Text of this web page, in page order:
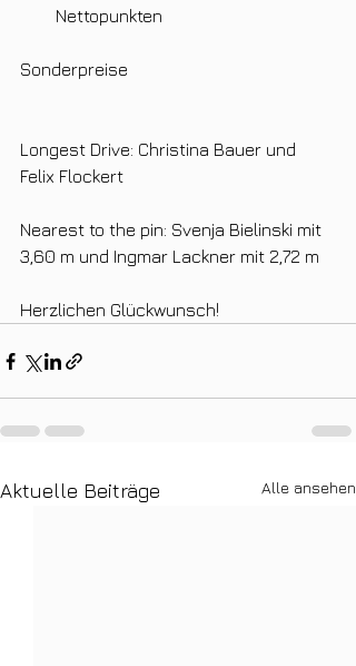
Nettopunkten
Sonderpreise
Longest Drive: Christina Bauer und
Felix Flockert
Nearest to the pin: Svenja Bielinski mit
3,60 m und Ingmar Lackner mit 2,72 m
Herzlichen Glückwunsch!
Aktuelle Beiträge Alle ansehen